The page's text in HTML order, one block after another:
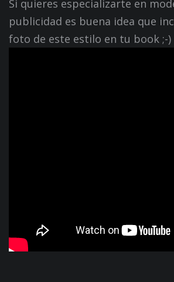
Si quieres especializarte en
publicidad es buena idea que
foto de este estilo en tu book ;-)